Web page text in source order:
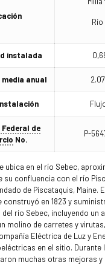
instalada
media anual
Federal de
No.
P-
ubica en el río Sebec,
su confluencia con el río
de Piscataquis, Maine.
construyó en 1823 y
río Sebec, incluyendo un
molino de carretes y
Eléctrica de Luz y
en el sitio. Durante
muchas otras mejoras y